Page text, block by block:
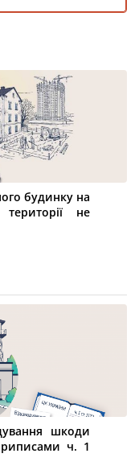
будинку на
не
шкоди
ч. 1